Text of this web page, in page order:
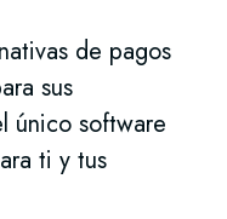
de pagos
sus
único software
ti y tus